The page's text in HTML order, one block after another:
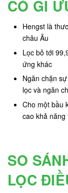
CÓ GÌ
Hengst là
châu Âu
Lọc bỏ tới
ứng khác
Ngăn chặn
lọc và ngăn
Cho một bầu
cao khả
SO
LỌC